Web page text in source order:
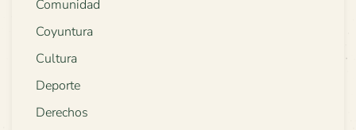
Comunidad
Coyuntura
Cultura
Deporte
Derechos